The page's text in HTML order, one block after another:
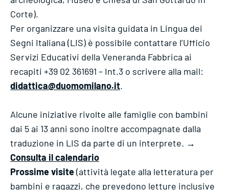
Corte).
Per organizzare una visita guidata in Lingua dei
Segni Italiana (LIS) è possibile contattare l’Ufficio
Servizi Educativi della Veneranda Fabbrica ai
recapiti +39 02 361691 – Int.3 o scrivere alla mail:
didattica@duomomilano.it.
Alcune iniziative rivolte alle famiglie con bambini
dai 5 ai 13 anni sono inoltre accompagnate dalla
traduzione in LIS da parte di un interprete. →
Consulta il calendario
Prossime visite(attività legate alla letteratura per
bambini e ragazzi, che prevedono letture inclusive